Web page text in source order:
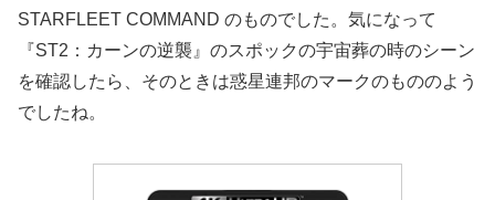
STARFLEET COMMAND のものでした。気になって
『ST2：カーンの逆襲』のスポックの宇宙葬の時のシーン
を確認したら、そのときは惑星連邦のマークのもののよう
でしたね。